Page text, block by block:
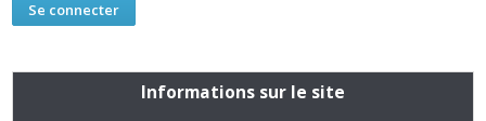
Informations sur le site